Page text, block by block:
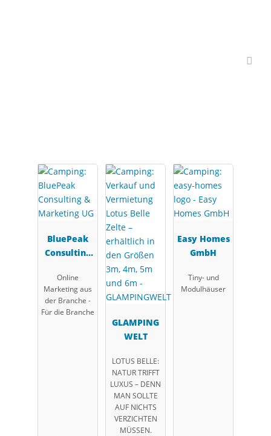
BluePeak
Consulting
Marketing
UG
Online
Marketing aus
der Branche -
Für die Branche
GLAMPING
WELT
LOTUS BELLE:
NATUR TRIFFT
LUXUS – DENN
MAN SOLLTE
AUF NICHTS
VERZICHTEN
MÜSSEN.
Easy Homes
GmbH
Tiny- und
Modulhäuser